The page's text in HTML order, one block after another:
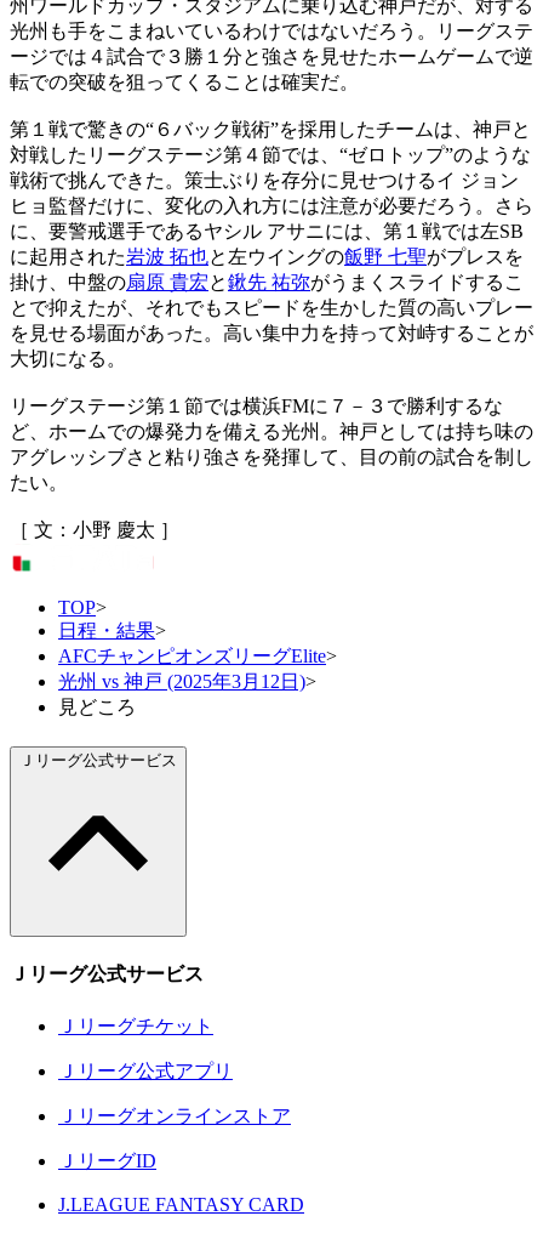
州ワールドカップ・スタジアムに乗り込む神戸だが、対する
光州も手をこまねいているわけではないだろう。リーグステ
ージでは４試合で３勝１分と強さを見せたホームゲームで逆
転での突破を狙ってくることは確実だ。
第１戦で驚きの“６バック戦術”を採用したチームは、神戸と
対戦したリーグステージ第４節では、“ゼロトップ”のような
戦術で挑んできた。策士ぶりを存分に見せつけるイ ジョン
ヒョ監督だけに、変化の入れ方には注意が必要だろう。さら
に、要警戒選手であるヤシル アサニには、第１戦では左SB
に起用された岩波 拓也と左ウイングの飯野 七聖がプレスを
掛け、中盤の扇原 貴宏と鍬先 祐弥がうまくスライドするこ
とで抑えたが、それでもスピードを生かした質の高いプレー
を見せる場面があった。高い集中力を持って対峙することが
大切になる。
リーグステージ第１節では横浜FMに７－３で勝利するな
ど、ホームでの爆発力を備える光州。神戸としては持ち味の
アグレッシブさと粘り強さを発揮して、目の前の試合を制し
たい。
［ 文：小野 慶太 ］
TOP>
日程・結果>
AFCチャンピオンズリーグElite>
光州 vs 神戸 (2025年3月12日)>
見どころ
Ｊリーグ公式サービス
Ｊリーグ公式サービス
Ｊリーグチケット
Ｊリーグ公式アプリ
Ｊリーグオンラインストア
ＪリーグID
J.LEAGUE FANTASY CARD